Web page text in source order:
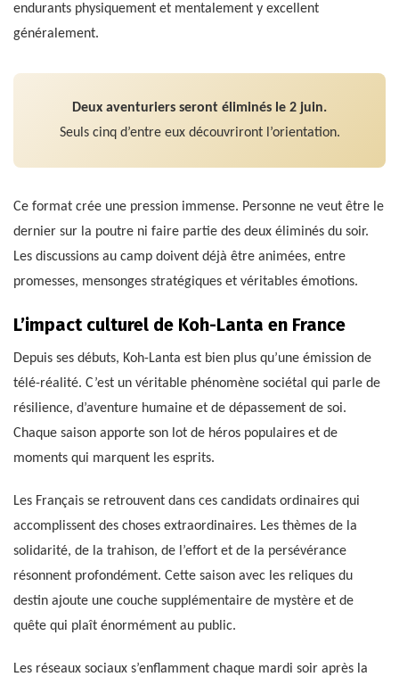
endurants physiquement et mentalement y excellent
généralement.
Deux aventuriers seront éliminés le 2 juin.
Seuls cinq d’entre eux découvriront l’orientation.
Ce format crée une pression immense. Personne ne veut être le
dernier sur la poutre ni faire partie des deux éliminés du soir.
Les discussions au camp doivent déjà être animées, entre
promesses, mensonges stratégiques et véritables émotions.
L’impact culturel de Koh-Lanta en France
Depuis ses débuts, Koh-Lanta est bien plus qu’une émission de
télé-réalité. C’est un véritable phénomène sociétal qui parle de
résilience, d’aventure humaine et de dépassement de soi.
Chaque saison apporte son lot de héros populaires et de
moments qui marquent les esprits.
Les Français se retrouvent dans ces candidats ordinaires qui
accomplissent des choses extraordinaires. Les thèmes de la
solidarité, de la trahison, de l’effort et de la persévérance
résonnent profondément. Cette saison avec les reliques du
destin ajoute une couche supplémentaire de mystère et de
quête qui plaît énormément au public.
Les réseaux sociaux s’enflamment chaque mardi soir après la